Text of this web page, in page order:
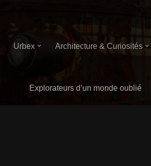
Urbex
Architecture & Curiosités
Explorateurs d’un monde oublié